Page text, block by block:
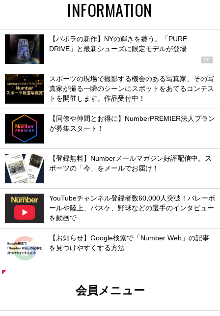
INFORMATION
【バボラの新作】NYの輝きを纏う。「PURE
DRIVE」と最新シューズに限定モデルが登場
PR
スポーツの現場で撮影する機会のある写真家、その写
真家が撮る一瞬のシーンにスポットをあてるコンテス
トを開催します。作品受付中！
【同僚や仲間とお得に】NumberPREMIER法人プラン
が募集スタート！
【登録無料】Numberメールマガジン好評配信中。ス
ポーツの「今」をメールでお届け！
YouTubeチャンネル登録者数60,000人突破！バレーボ
ールや陸上、バスケ、野球などの選手のインタビュー
を動画で
【お知らせ】Google検索で「Number Web」の記事
を見つけやすくする方法
会員メニュー